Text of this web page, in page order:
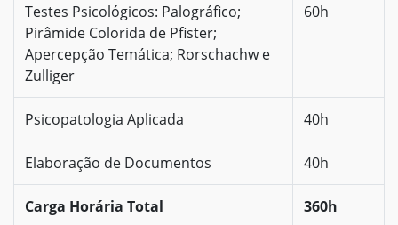
Testes Psicológicos: Palográfico;
Pirâmide Colorida de Pfister;
Apercepção Temática; Rorschachw e
Zulliger
60h
Psicopatologia Aplicada 40h
Elaboração de Documentos 40h
Carga Horária Total 360h